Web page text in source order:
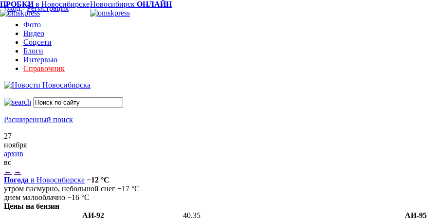
Вход-Регистрация
Фото
Видео
Соцсети
Блоги
Интервью
Справочник
Расширенный поиск
27
ноября
архив
вс
← →
Погода в Новосибирске −12 °C
утром пасмурно, небольшой снег −17 °C
днем малооблачно −16 °C
Цены на бензин
АИ-92
40.35 АИ-95
ПРОБКИв НовосибирскеНовосибирск ОНЛАЙН